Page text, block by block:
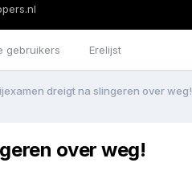
gebruikers Erelijst
dreigt na slingeren over weg!
over weg!